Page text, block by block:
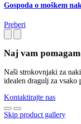
Gospoda o moškem
Preberi
Naj vam
Naši strokovnjaki za
idealen dragulj za vsako
Kontaktirajte nas
Skip product gallery